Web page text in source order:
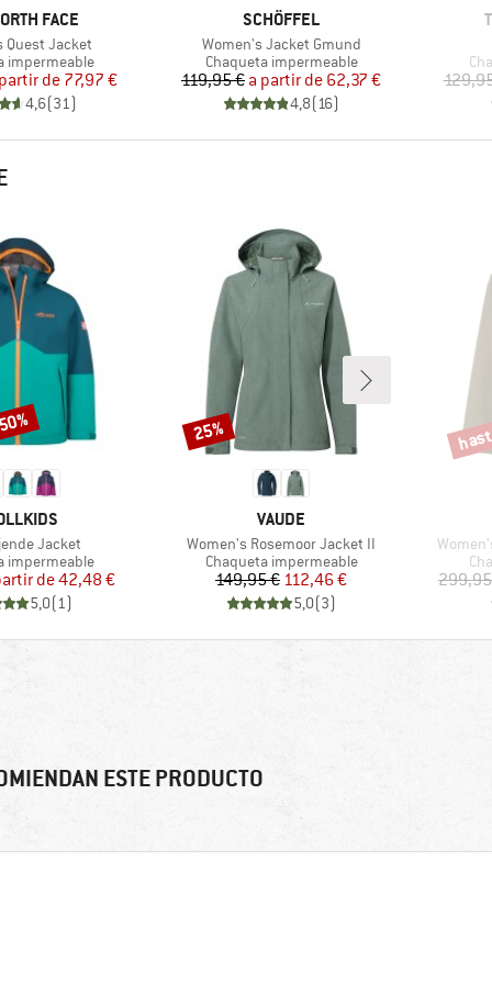
FACE
Quest Jacket
impermeable
Precio
Precio reducido
de 77,97 €
4,6(31)
MARCA
SCHÖFFEL
Artículo
Women's Jacket Gmund
Product group
Chaqueta impermeable
Precio
119,95 € Precio reducido
a partir de 62,37 €
4,8(16)
Jacket
impermeable
Precio
Precio reducido
de42,48 €
5,0(1)
MARCA
VAUDE
Artículo
Women's Rosemoor Jacket II
Product group
Chaqueta impermeable
Precio
149,95 €Precio reducido
112,46 €
5,0(3)
Descuento
25%
Artículo
ESTE PRODUCTO